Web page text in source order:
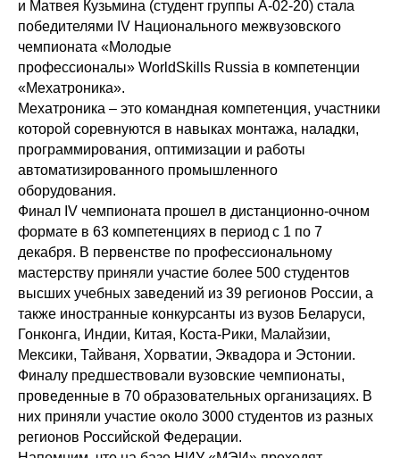
и Матвея Кузьмина (студент группы А-02-20) стала
победителями IV Национального межвузовского
чемпионата «Молодые
профессионалы» WorldSkills Russia в компетенции
«Мехатроника».
Мехатроника – это командная компетенция, участники
которой соревнуются в навыках монтажа, наладки,
программирования, оптимизации и работы
автоматизированного промышленного
оборудования.
Финал IV чемпионата прошел в дистанционно-очном
формате в 63 компетенциях в период с 1 по 7
декабря. В первенстве по профессиональному
мастерству приняли участие более 500 студентов
высших учебных заведений из 39 регионов России, а
также иностранные конкурсанты из вузов Беларуси,
Гонконга, Индии, Китая, Коста-Рики, Малайзии,
Мексики, Тайваня, Хорватии, Эквадора и Эстонии.
Финалу предшествовали вузовские чемпионаты,
проведенные в 70 образовательных организациях. В
них приняли участие около 3000 студентов из разных
регионов Российской Федерации.